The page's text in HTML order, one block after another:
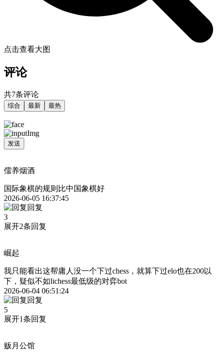
点击查看大图
评论
共7条评论
综合 最新 最热
发送
儒养烟酒
国际象棋的规则比中国象棋好
2026-06-05 16:37:45
回复
3
展开2条回复
崛起
我只能看出这帮庸人没一个下过chess，就算下过elo也在200以
下，疑似不如lichess最低级的对弈bot
2026-06-04 06:51:24
回复
5
展开1条回复
贩月公馆